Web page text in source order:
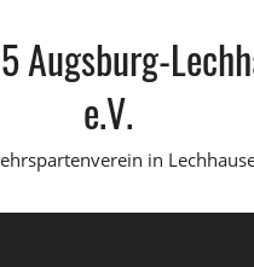
Augsburg-
e.V.
in